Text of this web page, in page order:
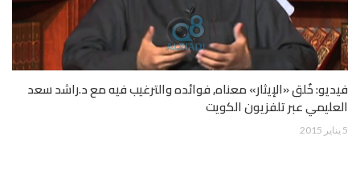
فيديو: خُلق «الإيثار» معناه, فوائده والترغيب فيه مع د.راشد سعد
العليمي عبر تلفزيون الكويت
5 يناير 2015